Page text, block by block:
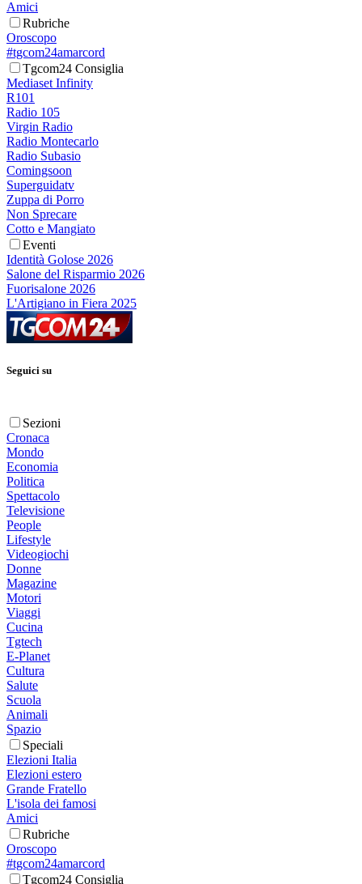
Amici
Rubriche
Oroscopo
#tgcom24amarcord
Tgcom24 Consiglia
Mediaset Infinity
R101
Radio 105
Virgin Radio
Radio Montecarlo
Radio Subasio
Comingsoon
Superguidatv
Zuppa di Porro
Non Sprecare
Cotto e Mangiato
Eventi
Identità Golose 2026
Salone del Risparmio 2026
Fuorisalone 2026
L'Artigiano in Fiera 2025
Seguici su
Sezioni
Cronaca
Mondo
Economia
Politica
Spettacolo
Televisione
People
Lifestyle
Videogiochi
Donne
Magazine
Motori
Viaggi
Cucina
Tgtech
E-Planet
Cultura
Salute
Scuola
Animali
Spazio
Speciali
Elezioni Italia
Elezioni estero
Grande Fratello
L'isola dei famosi
Amici
Rubriche
Oroscopo
#tgcom24amarcord
Tgcom24 Consiglia